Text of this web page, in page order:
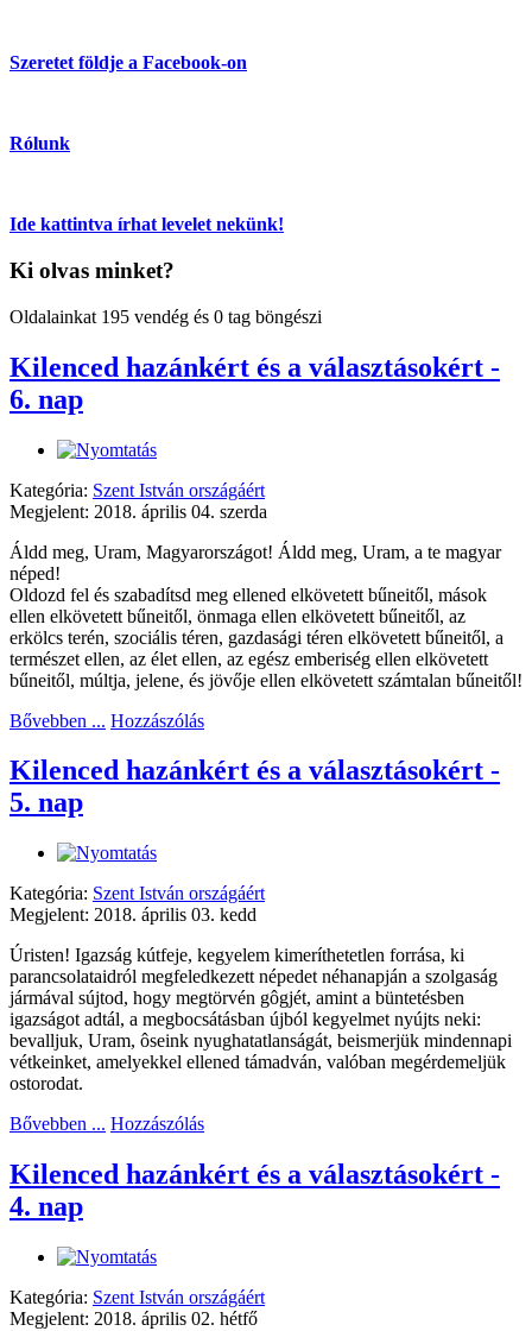
Szeretet földje a Facebook-on
Rólunk
Ide kattintva írhat levelet nekünk!
Ki olvas minket?
Oldalainkat 195 vendég és 0 tag böngészi
Kilenced hazánkért és a választásokért -
6. nap
Kategória: Szent István országáért
Megjelent: 2018. április 04. szerda
Áldd meg, Uram, Magyarországot! Áldd meg, Uram, a te magyar
néped!
Oldozd fel és szabadítsd meg ellened elkövetett bűneitől, mások
ellen elkövetett bűneitől, önmaga ellen elkövetett bűneitől, az
erkölcs terén, szociális téren, gazdasági téren elkövetett bűneitől, a
természet ellen, az élet ellen, az egész emberiség ellen elkövetett
bűneitől, múltja, jelene, és jövője ellen elkövetett számtalan bűneitől!
Bővebben ... Hozzászólás
Kilenced hazánkért és a választásokért -
5. nap
Kategória: Szent István országáért
Megjelent: 2018. április 03. kedd
Úristen! Igazság kútfeje, kegyelem kimeríthetetlen forrása, ki
parancsolataidról megfeledkezett népedet néhanapján a szolgaság
jármával sújtod, hogy megtörvén gôgjét, amint a büntetésben
igazságot adtál, a megbocsátásban újból kegyelmet nyújts neki:
bevalljuk, Uram, ôseink nyughatatlanságát, beismerjük mindennapi
vétkeinket, amelyekkel ellened támadván, valóban megérdemeljük
ostorodat.
Bővebben ... Hozzászólás
Kilenced hazánkért és a választásokért -
4. nap
Kategória: Szent István országáért
Megjelent: 2018. április 02. hétfő